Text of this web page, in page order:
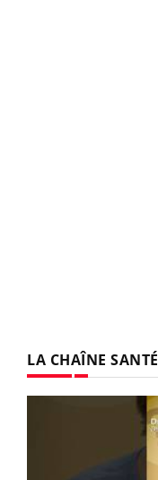
LA CHAÎNE SANTÉ